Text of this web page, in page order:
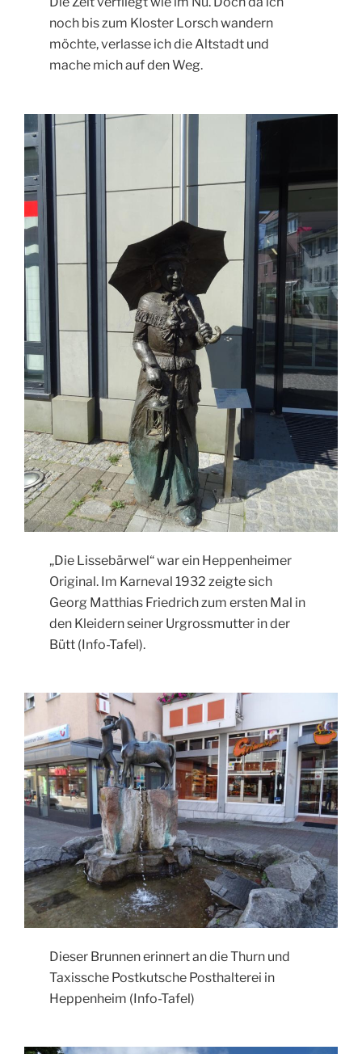
noch bis zum Kloster Lorsch wandern
möchte, verlasse ich die Altstadt und
mache mich auf den Weg.
„Die Lissebärwel“ war ein Heppenheimer
Original. Im Karneval 1932 zeigte sich
Georg Matthias Friedrich zum ersten Mal in
den Kleidern seiner Urgrossmutter in der
Bütt (Info-Tafel).
Dieser Brunnen erinnert an die Thurn und
Taxissche Postkutsche Posthalterei in
Heppenheim (Info-Tafel)